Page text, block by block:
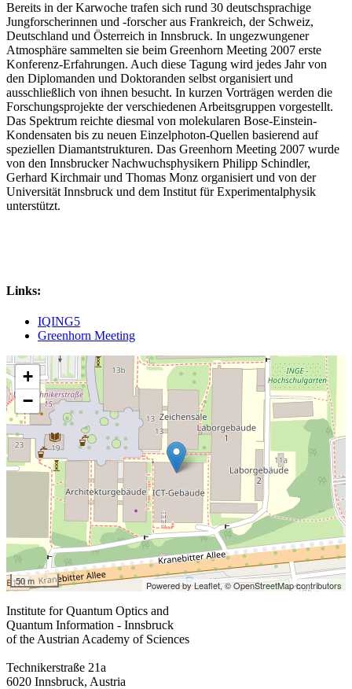
Bereits in der Karwoche trafen sich rund 30 deutschsprachige
Jungforscherinnen und -forscher aus Frankreich, der Schweiz,
Deutschland und Österreich in Innsbruck. In ungezwungener
Atmosphäre sammelten sie beim Greenhorn Meeting 2007 erste
Konferenz-Erfahrungen. Auch diese Tagung wird jedes Jahr von
den Diplomanden und Doktoranden selbst organisiert und
ausschließlich von ihnen besucht. In kurzen Vorträgen werden die
Forschungsprojekte der verschiedenen Arbeitsgruppen vorgestellt.
Das Spektrum reichte diesmal von molekularen Bose-Einstein-
Kondensaten bis zu neuen Einzelphoton-Quellen basierend auf
speziellen Diamantstrukturen. Das Greenhorn Meeting 2007 wurde
von den Innsbrucker Nachwuchsphysikern Philipp Schindler,
Gerhard Kirchmair und Thomas Monz organisiert und von der
Universität Innsbruck und dem Institut für Experimentalphysik
unterstützt.
Links:
IQING5
Greenhorn Meeting
+
−
50 m Powered by Leaflet,© OpenStreetMap contributors
Institute for Quantum Optics and
Quantum Information - Innsbruck
of the Austrian Academy of Sciences
Technikerstraße 21a
6020 Innsbruck, Austria